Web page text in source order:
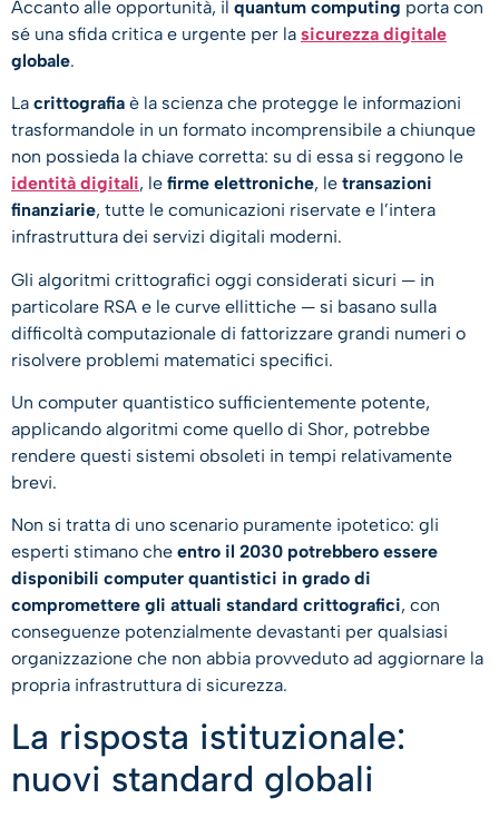
Accanto alle opportunità, il quantum computing porta con
sé una sfida critica e urgente per la sicurezza digitale
globale.
La crittografia è la scienza che protegge le informazioni
trasformandole in un formato incomprensibile a chiunque
non possieda la chiave corretta: su di essa si reggono le
identità digitali, le firme elettroniche, le transazioni
finanziarie, tutte le comunicazioni riservate e l’intera
infrastruttura dei servizi digitali moderni.
Gli algoritmi crittografici oggi considerati sicuri — in
particolare RSA e le curve ellittiche — si basano sulla
difficoltà computazionale di fattorizzare grandi numeri o
risolvere problemi matematici specifici.
Un computer quantistico sufficientemente potente,
applicando algoritmi come quello di Shor, potrebbe
rendere questi sistemi obsoleti in tempi relativamente
brevi.
Non si tratta di uno scenario puramente ipotetico: gli
esperti stimano che entro il 2030 potrebbero essere
disponibili computer quantistici in grado di
compromettere gli attuali standard crittografici, con
conseguenze potenzialmente devastanti per qualsiasi
organizzazione che non abbia provveduto ad aggiornare la
propria infrastruttura di sicurezza.
La risposta istituzionale:
nuovi standard globali